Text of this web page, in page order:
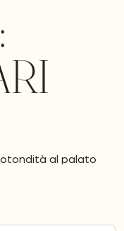
al palato